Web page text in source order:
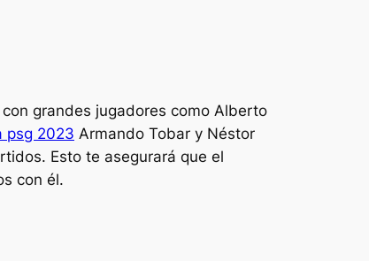
grandes jugadores como Alberto
psg 2023 Armando Tobar y Néstor
Esto te asegurará que el
con él.